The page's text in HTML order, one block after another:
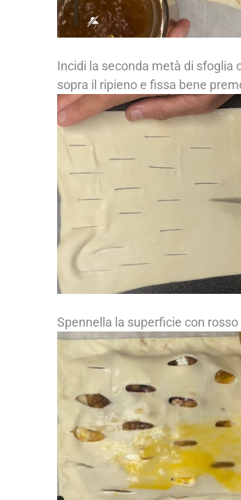
Incidi la seconda metà di sfoglia
sopra il ripieno e fissa bene
Spennella la superficie con rosso